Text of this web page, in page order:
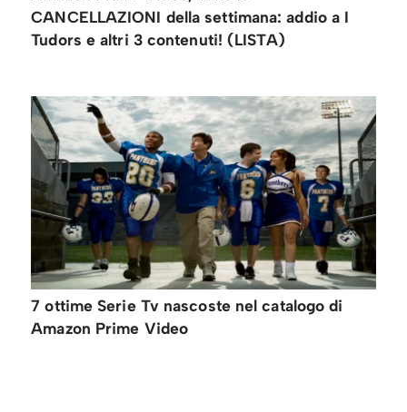
CANCELLAZIONI della settimana: addio a I
Tudors e altri 3 contenuti! (LISTA)
7 ottime Serie Tv nascoste nel catalogo di
Amazon Prime Video